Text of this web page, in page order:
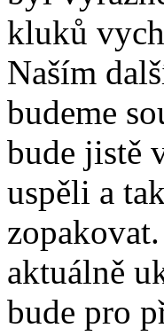
kluků
Naším
budeme
bude jistě
uspěli a
aktuálně
bude pro